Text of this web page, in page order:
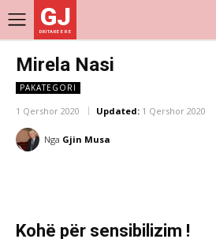
GJ
DRITARE E RE
Mirela Nasi
PAKATEGORI
1 Qershor 2020 Updated: 1 Qershor 2020
Nga Gjin Musa
Kohë për sensibilizim !